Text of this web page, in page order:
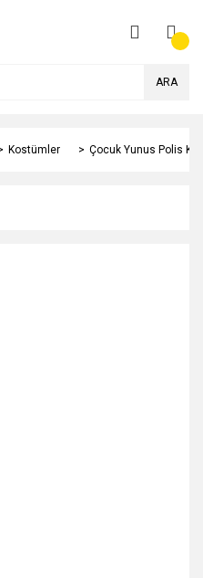
ARA
Kostümler Çocuk Yunus Polis